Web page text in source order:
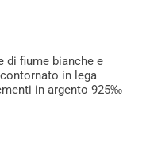
di fiume bianche e
in lega
in argento 925‰